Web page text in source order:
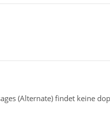
(Alternate) findet keine